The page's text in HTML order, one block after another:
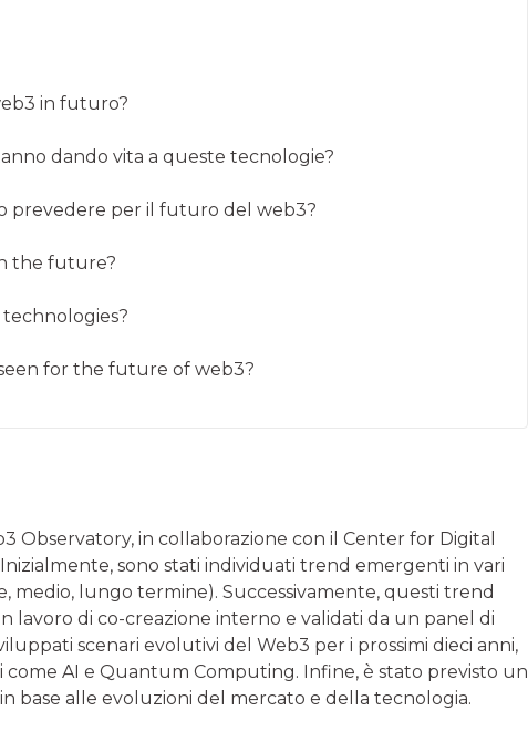
in futuro?
dando vita a queste tecnologie?
prevedere per il futuro del web3?
the future?
for the future of web3?
Observatory, in collaborazione con il Center for Digital
sono stati individuati trend emergenti in vari
medio, lungo termine). Successivamente, questi trend
lavoro di co-creazione interno e validati da un panel di
scenari evolutivi del Web3 per i prossimi dieci anni,
come AI e Quantum Computing. Infine, è stato previsto un
base alle evoluzioni del mercato e della tecnologia.